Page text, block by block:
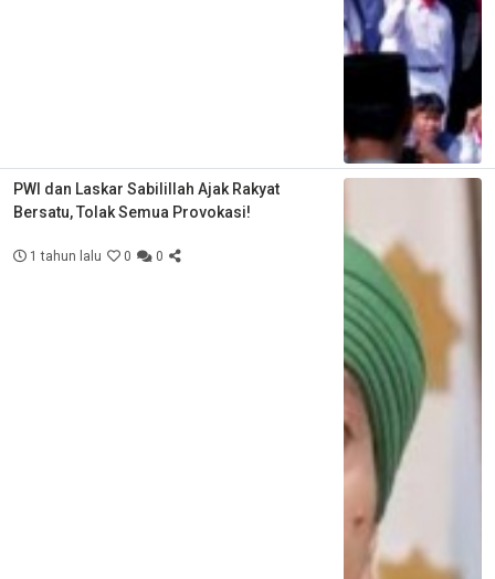
PWI dan Laskar Sabilillah Ajak Rakyat
Bersatu, Tolak Semua Provokasi!
1 tahun lalu 0 0